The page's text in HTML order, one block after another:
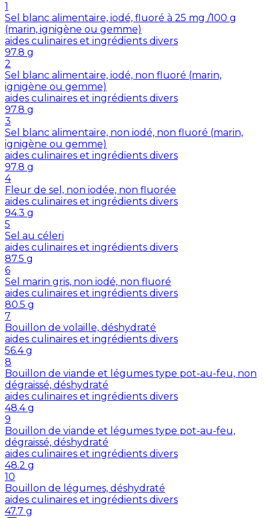
1
Sel blanc alimentaire, iodé, fluoré à 25 mg /100 g
(marin, ignigène ou gemme)
aides culinaires et ingrédients divers
97.8 g
2
Sel blanc alimentaire, iodé, non fluoré (marin,
ignigène ou gemme)
aides culinaires et ingrédients divers
97.8 g
3
Sel blanc alimentaire, non iodé, non fluoré (marin,
ignigène ou gemme)
aides culinaires et ingrédients divers
97.8 g
4
Fleur de sel, non iodée, non fluorée
aides culinaires et ingrédients divers
94.3 g
5
Sel au céleri
aides culinaires et ingrédients divers
87.5 g
6
Sel marin gris, non iodé, non fluoré
aides culinaires et ingrédients divers
80.5 g
7
Bouillon de volaille, déshydraté
aides culinaires et ingrédients divers
56.4 g
8
Bouillon de viande et légumes type pot-au-feu, non
dégraissé, déshydraté
aides culinaires et ingrédients divers
48.4 g
9
Bouillon de viande et légumes type pot-au-feu,
dégraissé, déshydraté
aides culinaires et ingrédients divers
48.2 g
10
Bouillon de légumes, déshydraté
aides culinaires et ingrédients divers
47.7 g